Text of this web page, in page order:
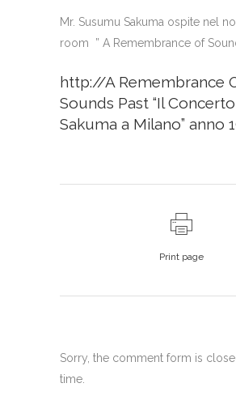
Mr. Susumu Sakuma ospite nel
room ” A Remembrance of
http://A Remembrance
Sounds Past “Il
Sakuma a Milano” anno
Print page
Sorry, the comment form is
time.